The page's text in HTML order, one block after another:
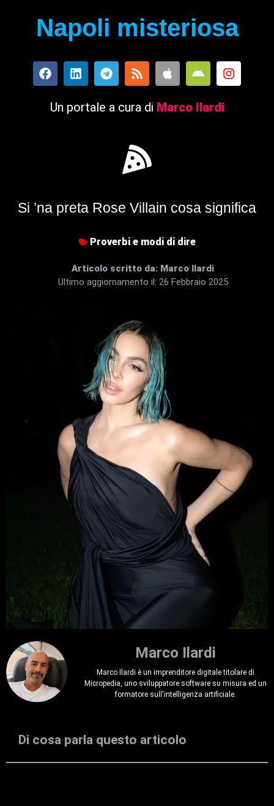
Napoli misteriosa
Un portale a cura di Marco Ilardi
Si ’na preta Rose Villain cosa significa
Proverbi e modi di dire
Articolo scritto da: Marco Ilardi
Ultimo aggiornamento il: 26 Febbraio 2025
Marco Ilardi
Marco Ilardi è un imprenditore digitale titolare di
Micropedia, uno sviluppatore software su misura ed un
formatore sull'intelligenza artificiale.
Di cosa parla questo articolo